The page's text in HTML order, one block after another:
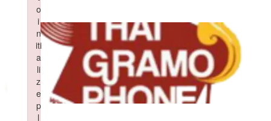
o
i
n
iti
a
li
z
e
p
l